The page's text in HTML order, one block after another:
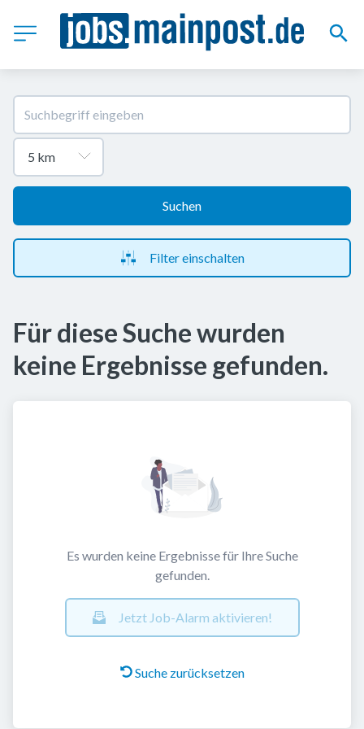
Suchen
Filter einschalten
Für diese Suche wurden
keine Ergebnisse gefunden.
Es wurden keine Ergebnisse für Ihre Suche
gefunden.
Jetzt Job-Alarm aktivieren!
Suche zurücksetzen